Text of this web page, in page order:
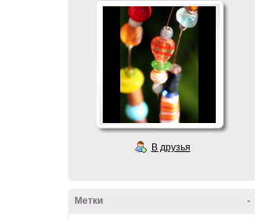
В друзья
-
Метки